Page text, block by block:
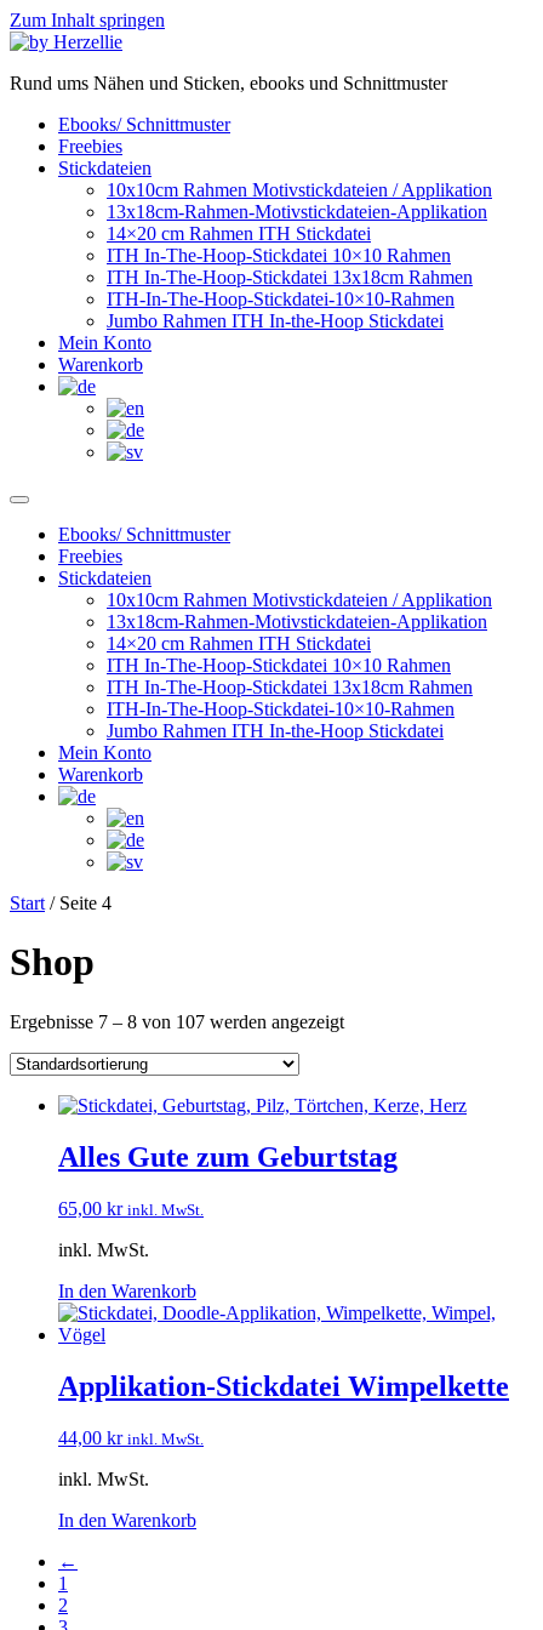
Zum Inhalt springen
Rund ums Nähen und Sticken, ebooks und Schnittmuster
Ebooks/ Schnittmuster
Freebies
Stickdateien
10x10cm Rahmen Motivstickdateien / Applikation
13x18cm-Rahmen-Motivstickdateien-Applikation
14×20 cm Rahmen ITH Stickdatei
ITH In-The-Hoop-Stickdatei 10×10 Rahmen
ITH In-The-Hoop-Stickdatei 13x18cm Rahmen
ITH-In-The-Hoop-Stickdatei-10×10-Rahmen
Jumbo Rahmen ITH In-the-Hoop Stickdatei
Mein Konto
Warenkorb
Ebooks/ Schnittmuster
Freebies
Stickdateien
10x10cm Rahmen Motivstickdateien / Applikation
13x18cm-Rahmen-Motivstickdateien-Applikation
14×20 cm Rahmen ITH Stickdatei
ITH In-The-Hoop-Stickdatei 10×10 Rahmen
ITH In-The-Hoop-Stickdatei 13x18cm Rahmen
ITH-In-The-Hoop-Stickdatei-10×10-Rahmen
Jumbo Rahmen ITH In-the-Hoop Stickdatei
Mein Konto
Warenkorb
Start / Seite 4
Shop
Ergebnisse 7 – 8 von 107 werden angezeigt
Alles Gute zum Geburtstag
65,00 kr inkl. MwSt.
inkl. MwSt.
In den Warenkorb
Applikation-Stickdatei Wimpelkette
44,00 kr inkl. MwSt.
inkl. MwSt.
In den Warenkorb
←
1
2